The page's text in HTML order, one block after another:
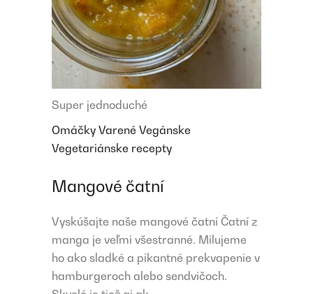
Super jednoduché
Omáčky Varené Vegánske
Vegetariánske recepty
Mangové čatní
Vyskúšajte naše mangové čatní Čatní z
manga je veľmi všestranné. Milujeme
ho ako sladké a pikantné prekvapenie v
hamburgeroch alebo sendvičoch.